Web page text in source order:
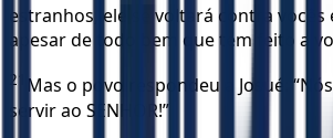
estranhos, ele se voltará contra vocês
apesar de todo bem que tem feito a
21
Mas o povo respondeu a Josué:
servir ao SENHOR!”